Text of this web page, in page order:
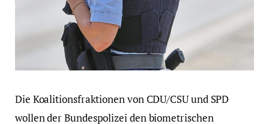
Die Koalitionsfraktionen von CDU/CSU und SPD
wollen der Bundespolizei den biometrischen